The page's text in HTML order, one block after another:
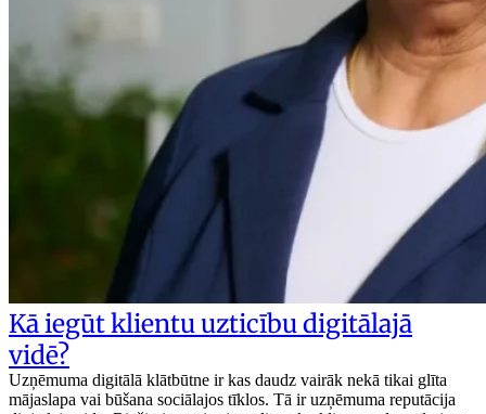
Kā iegūt klientu uzticību digitālajā
vidē?
Uzņēmuma digitālā klātbūtne ir kas daudz vairāk nekā tikai glīta
mājaslapa vai būšana sociālajos tīklos. Tā ir uzņēmuma reputācija